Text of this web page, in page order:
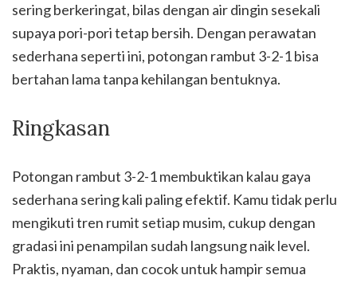
sering berkeringat, bilas dengan air dingin sesekali
supaya pori-pori tetap bersih. Dengan perawatan
sederhana seperti ini, potongan rambut 3-2-1 bisa
bertahan lama tanpa kehilangan bentuknya.
Ringkasan
Potongan rambut 3-2-1 membuktikan kalau gaya
sederhana sering kali paling efektif. Kamu tidak perlu
mengikuti tren rumit setiap musim, cukup dengan
gradasi ini penampilan sudah langsung naik level.
Praktis, nyaman, dan cocok untuk hampir semua